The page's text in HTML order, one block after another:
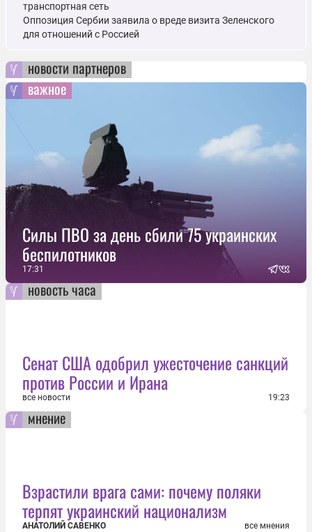
транспортная сеть
Оппозиция Сербии заявила о вреде визита Зеленского
для отношений с Россией
новости партнеров
важное
Силы ПВО за день сбили 75 украинских
беспилотников
17:31
новость часа
Сенат США одобрил ужесточение санкций
против России и Ирана
все новости 19:23
мнение
Взрастили врага сами: почему поляки
терпят украинский национализм
АНАТОЛИЙ САВЕНКО все мнения